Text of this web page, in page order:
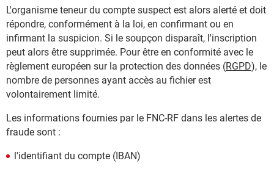
L'organisme teneur du compte suspect est alors alerté et doit
répondre, conformément à la loi, en confirmant ou en
infirmant la suspicion. Si le soupçon disparaît, l'inscription
peut alors être supprimée. Pour être en conformité avec le
règlement européen sur la protection des données (RGPD), le
nombre de personnes ayant accès au fichier est
volontairement limité.
Les informations fournies par le FNC-RF dans les alertes de
fraude sont :
l'identifiant du compte (IBAN)